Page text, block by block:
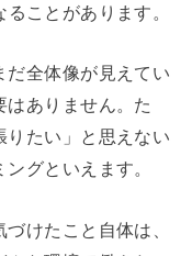
ることがあります。
だ全体像が見えてい
はありません。た
りたい」と思えない
グといえます。
けたこと自体は、